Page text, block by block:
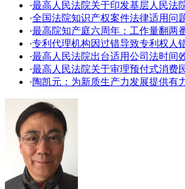
·最高人民法院关于印发基层人民法
·全国法院知识产权案件法律适用问
·最高院知产庭六周年：工作量翻两
·专利代理机构因过错导致专利权人
·最高人民法院出台适用公司法时间
·最高人民法院关于审理预付式消费
·陶凯元：为新质生产力发展提供有